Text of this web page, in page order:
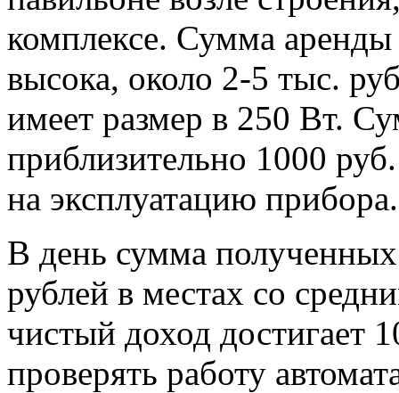
комплексе. Сумма
высока, около 2-5 тыс.
имеет размер в 250 Вт.
приблизительно 1000
на эксплуатацию прибора.
В день сумма полученных
рублей в местах со
чистый доход достигает
проверять работу